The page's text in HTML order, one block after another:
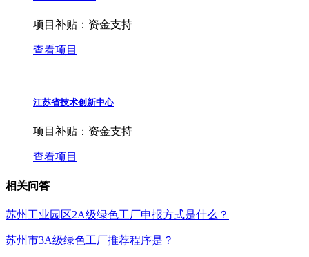
项目补贴： 资金支持
查看项目
江苏省技术创新中心
项目补贴： 资金支持
查看项目
相关问答
苏州工业园区2A级绿色工厂申报方式是什么？
苏州市3A级绿色工厂推荐程序是？